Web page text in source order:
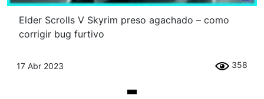
Elder Scrolls V Skyrim preso agachado – como
corrigir bug furtivo
17 Abr 2023 358